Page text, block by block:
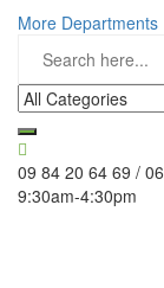
More Departments
09 84 20 64 69 /
9:30am-4:30pm